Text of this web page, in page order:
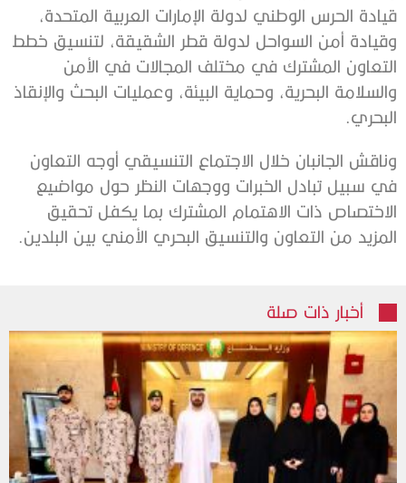
قيادة الحرس الوطني لدولة الإمارات العربية المتحدة،
وقيادة أمن السواحل لدولة قطر الشقيقة، لتنسيق خطط
التعاون المشترك في مختلف المجالات في الأمن
والسلامة البحرية، وحماية البيئة، وعمليات البحث والإنقاذ
البحري.
وناقش الجانبان خلال الاجتماع التنسيقي أوجه التعاون
في سبيل تبادل الخبرات ووجهات النظر حول مواضيع
الاختصاص ذات الاهتمام المشترك بما يكفل تحقيق
المزيد من التعاون والتنسيق البحري الأمني بين البلدين.
أخبار ذات صلة